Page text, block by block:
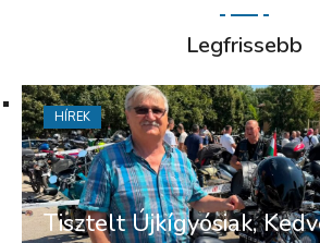
Legfrissebb
Tisztelt Újkígyósiak,
HÍREK